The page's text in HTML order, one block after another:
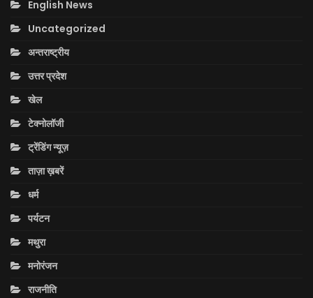
English News
Uncategorized
अन्तराष्ट्रीय
उत्तर प्रदेश
खेल
टेक्नोलॉजी
ट्रेंडिंग न्यूज़
ताज़ा ख़बरें
धर्म
पर्यटन
मथुरा
मनोरंजन
राजनीति